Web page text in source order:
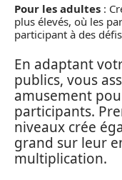
Pour les adultes :
plus élevés, où les
participant à des
En adaptant
publics, vous
amusement
participants.
niveaux crée
grand sur leur
multiplication.